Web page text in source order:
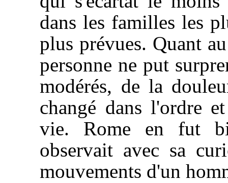
dans les familles les
plus prévues. Quant
personne ne put
modérés, de la
changé dans l'ordre
vie. Rome en fut
observait avec sa
mouvements d'un